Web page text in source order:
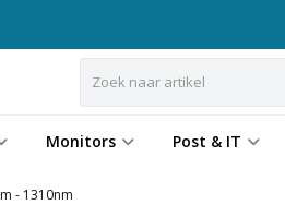
Monitors Post & IT
- 1310nm